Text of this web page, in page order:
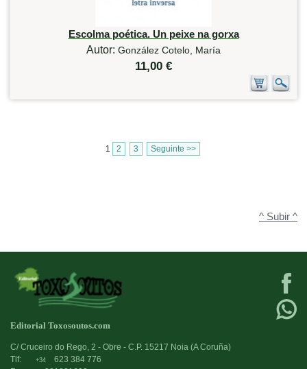
Escolma poética. Un peixe na gorxa
Autor: González Cotelo, María
11,00 €
1 2 3 Seguinte >>
^ Subir ^
Editorial Toxosoutos.com
C/ Cruceiro do Rego, 2 - Obre - C.P. 15217 Noia (A Coruña)
Tlf:
+34
623 384 776